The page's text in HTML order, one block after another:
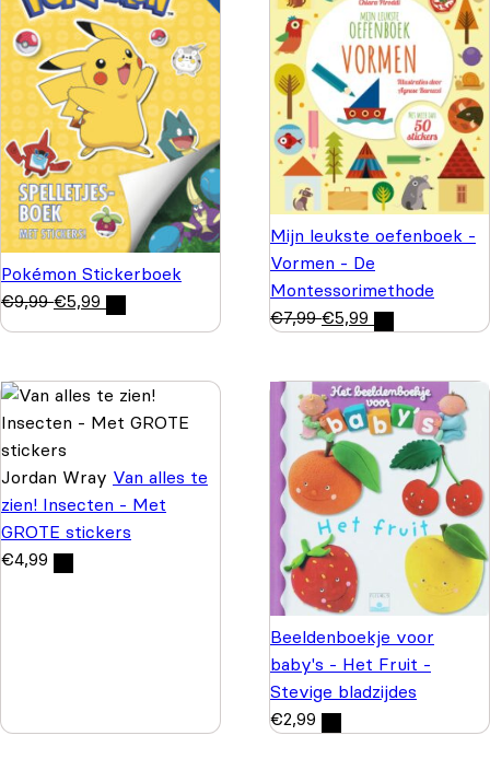
Pokémon Stickerboek
€9,99 €5,99
Mijn leukste oefenboek -
Vormen - De
Montessorimethode
€7,99 €5,99
Jordan Wray Van alles te
zien! Insecten - Met
GROTE stickers
€4,99
Beeldenboekje voor
baby's - Het Fruit -
Stevige bladzijdes
€2,99